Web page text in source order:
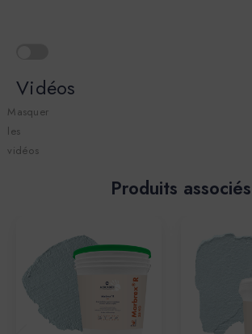
Vidéos
Masquer
les
vidéos
Produits associés